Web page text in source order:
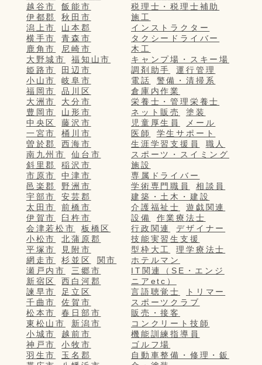
越谷市
飯能市
伊都郡
秋田市
潟上市
山本郡
横手市
青森市
鹿角市
尼崎市
大野城市
福知山市
姫路市
田辺市
小山市
岐阜市
福岡市
品川区
大洲市
大分市
豊岡市
山形市
中央区
藤沢市
一宮市
桶川市
曽於郡
西海市
南九州市
仙台市
斜里郡
稲沢市
市原市
中津市
邑楽郡
野洲市
宇部市
安芸郡
太田市
前橋市
伊賀市
臼杵市
会津若松市
板橋区
小松市
北蒲原郡
平塚市
見附市
網走市
杉並区
関市
瀬戸内市
三郷市
新宿区
西白河郡
諫早市
足立区
千曲市
佐賀市
松本市
春日部市
東松山市
新潟市
小城市
越前市
神戸市
小牧市
羽生市
玉名郡
税理士・税理士補助
施工
インストラクター
タクシードライバー
木工
キャンプ場・スキー場
調剤助手
運行管理
電話
警備・清掃系
倉庫内作業
栄養士・管理栄養士
ネット販売
塗装
児童厚生員
メール
医師
学生サポート
生涯学習支援員
職人
スポーツ・スイミング
施設
専属ドライバー
学術専門職員
相談員
建築・土木・建設
介護福祉士
遊戯関連
設備
作業療法士
行政関連
デザイナー
技能実習生支援
型枠大工
理学療法士
ホテルマン
IT関連（SE・エンジ
ニアetc）
言語聴覚士
トリマー
スポーツクラブ
販売・接客
コンクリート技師
機能訓練指導員
ゴルフ場
自動車整備・修理・鈑